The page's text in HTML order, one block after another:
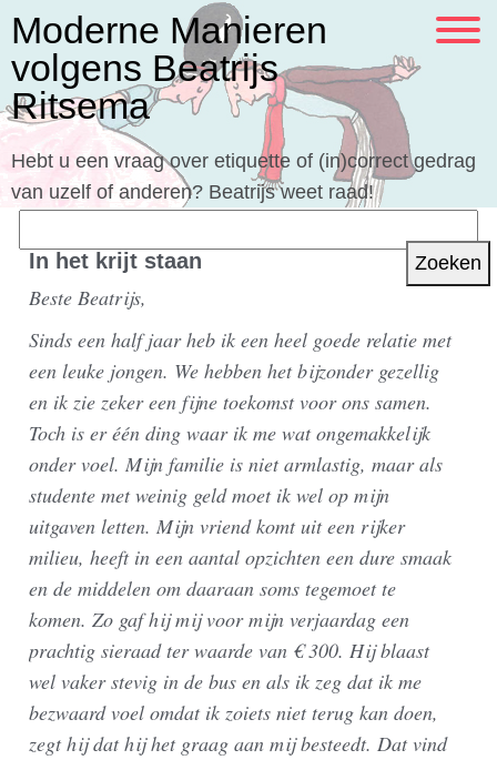
Moderne Manieren
volgens Beatrijs
Ritsema
Hebt u een vraag over etiquette of (in)correct gedrag
van uzelf of anderen? Beatrijs weet raad!
naar:In het krijt staan
Beste Beatrijs,
Sinds een half jaar heb ik een heel goede relatie met
een leuke jongen. We hebben het bijzonder gezellig
en ik zie zeker een fijne toekomst voor ons samen.
Toch is er één ding waar ik me wat ongemakkelijk
onder voel. Mijn familie is niet armlastig, maar als
studente met weinig geld moet ik wel op mijn
uitgaven letten. Mijn vriend komt uit een rijker
milieu, heeft in een aantal opzichten een dure smaak
en de middelen om daaraan soms tegemoet te
komen. Zo gaf hij mij voor mijn verjaardag een
prachtig sieraad ter waarde van € 300. Hij blaast
wel vaker stevig in de bus en als ik zeg dat ik me
bezwaard voel omdat ik zoiets niet terug kan doen,
zegt hij dat hij het graag aan mij besteedt. Dat vind